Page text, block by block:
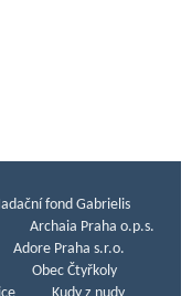
fond Gabrielis
Archaia Praha o.p.s.
Adore Praha s.r.o.
Obec Čtyřkoly